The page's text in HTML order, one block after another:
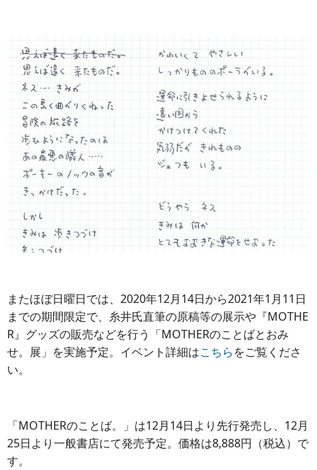
またほぼ日曜日では、2020年12月14日から2021年1月11日
までの期間限定で、糸井氏直筆の原稿等の展示や『MOTHE
R』グッズの販売などを行う「MOTHERのことばとおみ
せ。展」を実施予定。イベント詳細はこちらをご覧くださ
い。
「MOTHERのことば。」は12月14日より先行発売し、12月
25日より一般書店にて発売予定。価格は8,888円（税込）で
す。